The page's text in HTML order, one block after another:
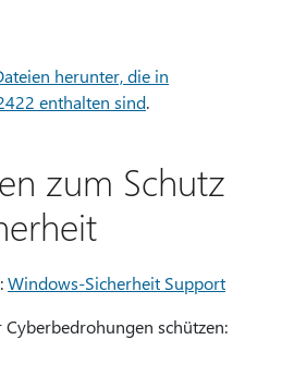
herunter, die in
enthalten sind.
zum Schutz
Windows-Sicherheit Support
schützen: